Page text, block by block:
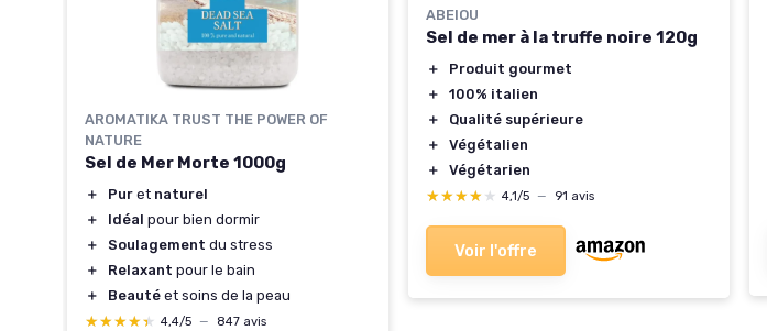
AROMATIKA TRUST THE POWER OF
NATURE
Sel de Mer Morte 1000g
＋ Pur et naturel
＋
Idéal pour bien dormir
＋
Soulagement du stress
＋
Relaxant pour le bain
＋
Beauté et soins de la peau
★★★★★
★★★★★ 4,4/5 — 847 avis
ABEIOU
Sel de mer à la truffe noire 120g
＋
Produit gourmet
＋
100% italien
＋
Qualité supérieure
＋
Végétalien
＋
Végétarien
★★★★★
★★★★★ 4,1/5 — 91 avis
Voir l'offre